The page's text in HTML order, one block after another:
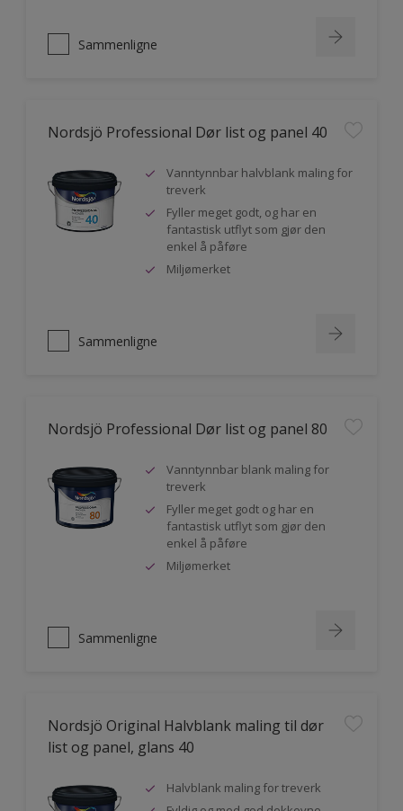
Sammenligne
Nordsjö Professional Dør list og panel 40
Vanntynnbar halvblank maling for
treverk
Fyller meget godt, og har en
fantastisk utflyt som gjør den
enkel å påføre
Miljømerket
Sammenligne
Nordsjö Professional Dør list og panel 80
Vanntynnbar blank maling for
treverk
Fyller meget godt og har en
fantastisk utflyt som gjør den
enkel å påføre
Miljømerket
Sammenligne
Nordsjö Original Halvblank maling til dør
list og panel, glans 40
Halvblank maling for treverk